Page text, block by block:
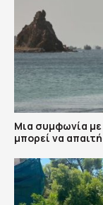
Μια συμφωνία με
μπορεί να